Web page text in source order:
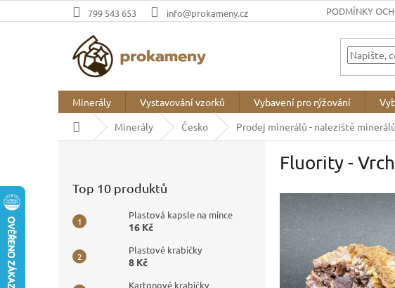
na
799 543 653 info@prokameny.cz PODMÍNKY
Minerály Vystavování vzorků Vybavení pro rýžování
Domů
Minerály Česko Prodej minerálů - naleziště minerálů
Top 10 produktů
Plastová kapsle na mince
16 Kč
Plastové krabičky
8 Kč
Kartonové krabičky
Fluority -